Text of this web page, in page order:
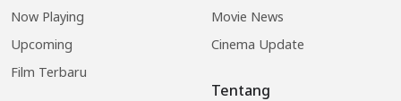
Now Playing
Upcoming
Film Terbaru
Movie News
Cinema Update
Tentang